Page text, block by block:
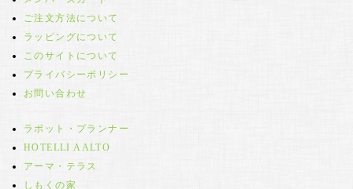
ご注文方法について
ラッピングについて
このサイトについて
プライバシーポリシー
お問い合わせ
ラボット・プランナー
HOTELLI AALTO
アーマ・テラス
しもくの家